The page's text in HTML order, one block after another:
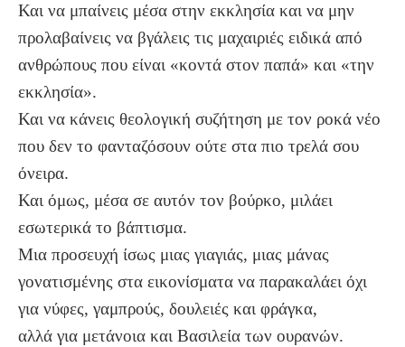
Και να μπαίνεις μέσα στην εκκλησία και να μην
προλαβαίνεις να βγάλεις τις μαχαιριές ειδικά από
ανθρώπους που είναι «κοντά στον παπά» και «την
εκκλησία».
Και να κάνεις θεολογική συζήτηση με τον ροκά νέο
που δεν το φανταζόσουν ούτε στα πιο τρελά σου
όνειρα.
Και όμως, μέσα σε αυτόν τον βούρκο, μιλάει
εσωτερικά το βάπτισμα.
Μια προσευχή ίσως μιας γιαγιάς, μιας μάνας
γονατισμένης στα εικονίσματα να παρακαλάει όχι
για νύφες, γαμπρούς, δουλειές και φράγκα,
αλλά για μετάνοια και Βασιλεία των ουρανών.